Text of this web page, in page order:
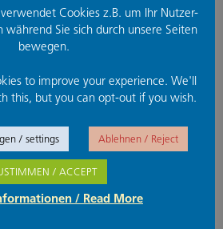
TRIX 62430
Gleis, gebogen, r=579,3 mm,
30°
Cookies z.B. um Ihr Nutzer-
während Sie sich durch unsere Seiten
bewegen.
to improve your experience. We'll
this, but you can opt-out if you wish.
/ settings Ablehnen / Reject
/ ACCEPT
/ Read More